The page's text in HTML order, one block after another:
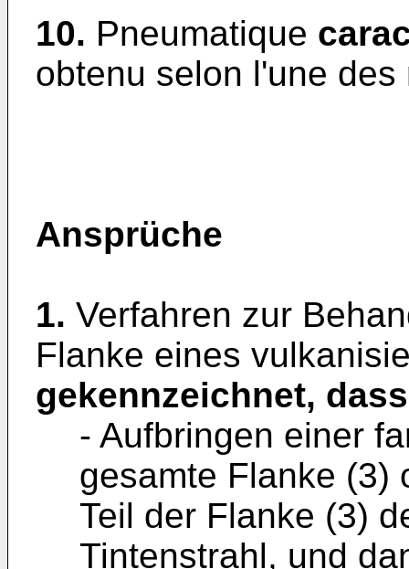
10. Pneumatique
obtenu selon l'une
Ansprüche
1. Verfahren zur
Flanke eines
gekennzeichnet, dass
- Aufbringen einer
gesamte Flanke (3)
Teil der Flanke (3)
Tintenstrahl, und